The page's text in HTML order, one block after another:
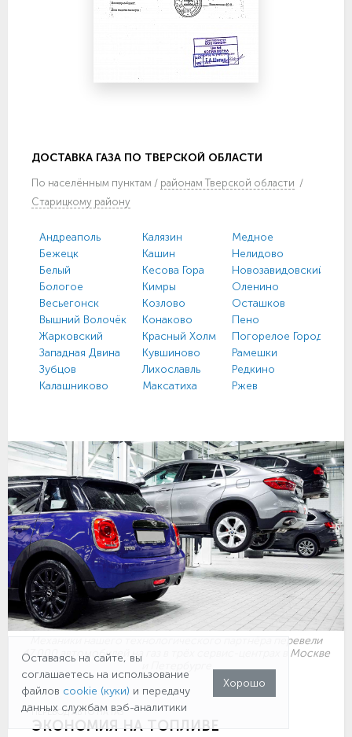
ДОСТАВКА ГАЗА ПО ТВЕРСКОЙ ОБЛАСТИ
По населённым пунктам / районам Тверской области /
Старицкому району
Андреаполь
Бежецк
Белый
Бологое
Весьегонск
Вышний Волочёк
Жарковский
Западная Двина
Зубцов
Калашниково
Калязин
Кашин
Кесова Гора
Кимры
Козлово
Конаково
Красный Холм
Кувшиново
Лихославль
Максатиха
Медное
Нелидово
Новозавидовский
Оленино
Осташков
Пено
Погорелое Городище
Рамешки
Редкино
Ржев
Механики нашего технологического партнёра перевели
47 000 автомобилей на газ в трёх сервис-центрах в Москве
и Петербурге
ПЕРЕВОД АВТО НА ГАЗ
ЭКОНОМИЯ НА ТОПЛИВЕ
Оставаясь на сайте, вы
соглашаетесь на использование
файлов cookie (куки) и передачу
данных службам вэб-аналитики
Хорошо